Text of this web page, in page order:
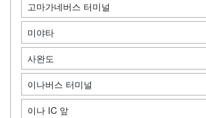
고마가네버스 터미널
미야타
사완도
이나버스 터미널
이나 IC 앞